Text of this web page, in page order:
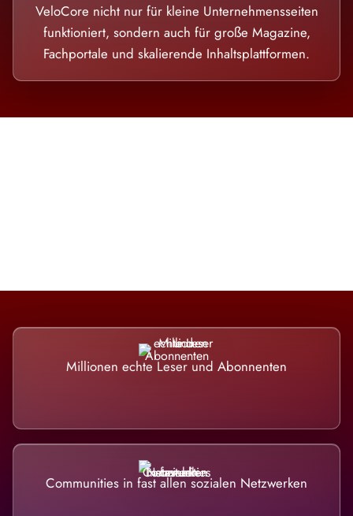
VeloCore nicht nur für kleine Unternehmensseiten
funktioniert, sondern auch für große Magazine,
Fachportale und skalierende Inhaltsplattformen.
Millionen echte Leser und Abonnenten
Communities in fast allen sozialen Netzwerken